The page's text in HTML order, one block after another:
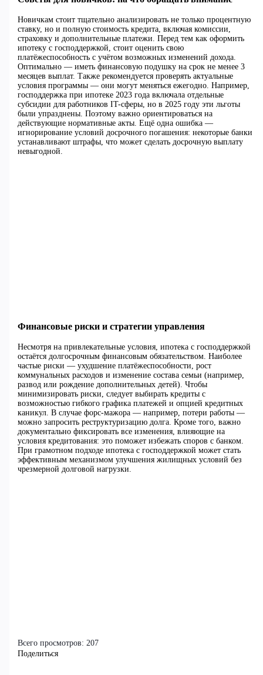
Новичкам стоит тщательно анализировать не только процентную
ставку, но и полную стоимость кредита, включая комиссии,
страховку и дополнительные платежи. Перед тем как оформить
ипотеку с господдержкой, стоит оценить свою
платёжеспособность с учётом возможных изменений дохода.
Оптимально — иметь финансовую подушку на срок не менее 3
месяцев выплат. Также рекомендуется проверять актуальные
условия программы — они могут меняться ежегодно. Например,
господдержка при ипотеке 2023 года включала отдельные
субсидии для работников IT-сферы, но в 2025 году эти льготы
были упразднены. Поэтому важно ориентироваться на
действующие нормативные акты. Ещё одна ошибка —
игнорирование условий досрочного погашения: некоторые банки
устанавливают штрафы, что может сделать досрочную выплату
невыгодной.
Финансовые риски и стратегии управления
Несмотря на привлекательные условия, ипотека с господдержкой
остаётся долгосрочным финансовым обязательством. Наиболее
частые риски — ухудшение платёжеспособности, рост
коммунальных расходов и изменение состава семьи (например,
развод или рождение дополнительных детей). Чтобы
минимизировать риски, следует выбирать кредиты с
возможностью гибкого графика платежей и опцией кредитных
каникул. В случае форс-мажора — например, потери работы —
можно запросить реструктуризацию долга. Кроме того, важно
документально фиксировать все изменения, влияющие на
условия кредитования: это поможет избежать споров с банком.
При грамотном подходе ипотека с господдержкой может стать
эффективным механизмом улучшения жилищных условий без
чрезмерной долговой нагрузки.
Всего просмотров: 207
Поделиться